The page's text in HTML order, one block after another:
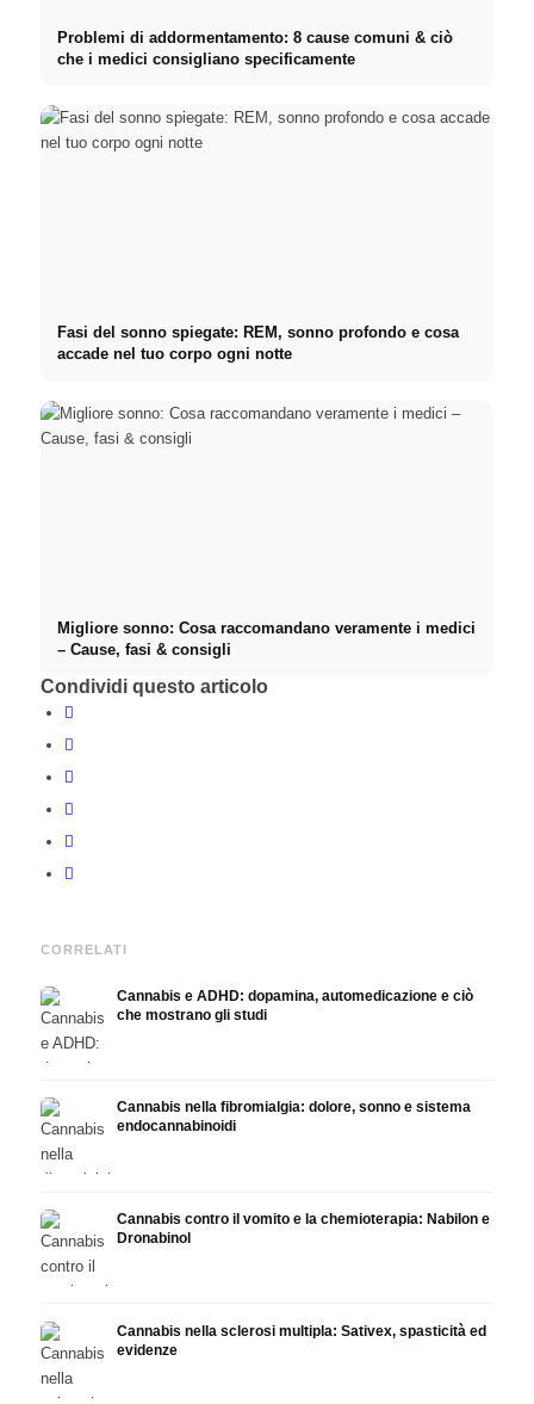
Problemi di addormentamento: 8 cause comuni & ciò
che i medici consigliano specificamente
Fasi del sonno spiegate: REM, sonno profondo e cosa
accade nel tuo corpo ogni notte
Migliore sonno: Cosa raccomandano veramente i medici
– Cause, fasi & consigli
Condividi questo articolo
CORRELATI
Cannabis e ADHD: dopamina, automedicazione e ciò
che mostrano gli studi
Cannabis nella fibromialgia: dolore, sonno e sistema
endocannabinoidi
Cannabis contro il vomito e la chemioterapia: Nabilon e
Dronabinol
Cannabis nella sclerosi multipla: Sativex, spasticità ed
evidenze